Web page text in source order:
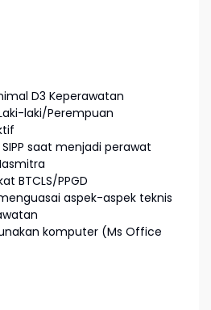
D3 Keperawatan
laki/Perempuan
saat menjadi perawat
BTCLS/PPGD
aspek-aspek teknis
komputer (Ms Office